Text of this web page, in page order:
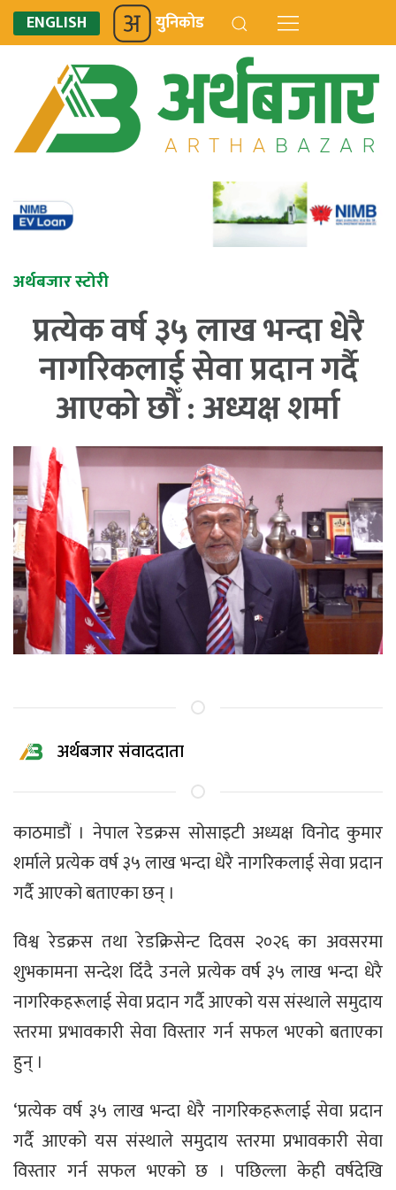
ENGLISH युनिकोड
अर्थबजार स्टोरी
प्रत्येक वर्ष ३५ लाख भन्दा धेरै
नागरिकलाई सेवा प्रदान गर्दै
आएको छौँ : अध्यक्ष शर्मा
अर्थबजार संवाददाता
काठमाडौं । नेपाल रेडक्रस सोसाइटी अध्यक्ष विनोद कुमार
शर्माले प्रत्येक वर्ष ३५ लाख भन्दा धेरै नागरिकलाई सेवा प्रदान
गर्दै आएको बताएका छन् ।
विश्व रेडक्रस तथा रेडक्रिसेन्ट दिवस २०२६ का अवसरमा
शुभकामना सन्देश दिँदै उनले प्रत्येक वर्ष ३५ लाख भन्दा धेरै
नागरिकहरूलाई सेवा प्रदान गर्दै आएको यस संस्थाले समुदाय
स्तरमा प्रभावकारी सेवा विस्तार गर्न सफल भएको बताएका
हुन् ।
‘प्रत्येक वर्ष ३५ लाख भन्दा धेरै नागरिकहरूलाई सेवा प्रदान
गर्दै आएको यस संस्थाले समुदाय स्तरमा प्रभावकारी सेवा
विस्तार गर्न सफल भएको छ । पछिल्ला केही वर्षदेखि